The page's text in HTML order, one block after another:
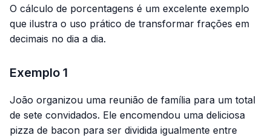
O cálculo de porcentagens é um excelente exemplo
que ilustra o uso prático de transformar frações em
decimais no dia a dia.
Exemplo 1
João organizou uma reunião de família para um total
de sete convidados. Ele encomendou uma deliciosa
pizza de bacon para ser dividida igualmente entre